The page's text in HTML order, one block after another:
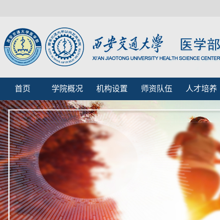
首页 学院概况 机构设置 师资队伍 人才培养